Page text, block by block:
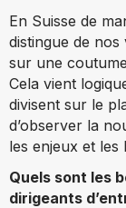
En Suisse de
distingue de
sur une
Cela vient
divisent sur le
d’observer la
les enjeux et les
Quels sont les
dirigeants